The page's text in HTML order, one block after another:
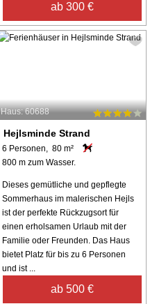
ab 300 €
Haus: 60688
Hejlsminde Strand
6 Personen, 80 m²
800 m zum Wasser.
Dieses gemütliche und gepflegte
Sommerhaus im malerischen Hejls
ist der perfekte Rückzugsort für
einen erholsamen Urlaub mit der
Familie oder Freunden. Das Haus
bietet Platz für bis zu 6 Personen
und ist ...
ab 500 €